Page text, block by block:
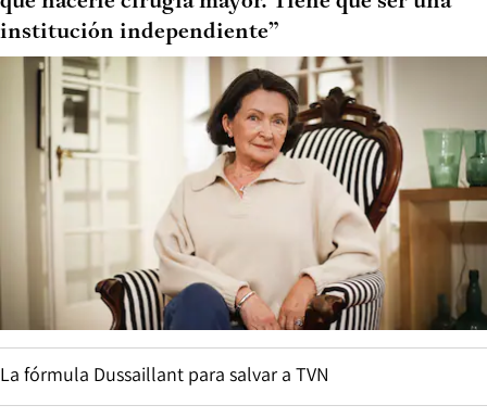
institución independiente”
La fórmula Dussaillant para salvar a TVN